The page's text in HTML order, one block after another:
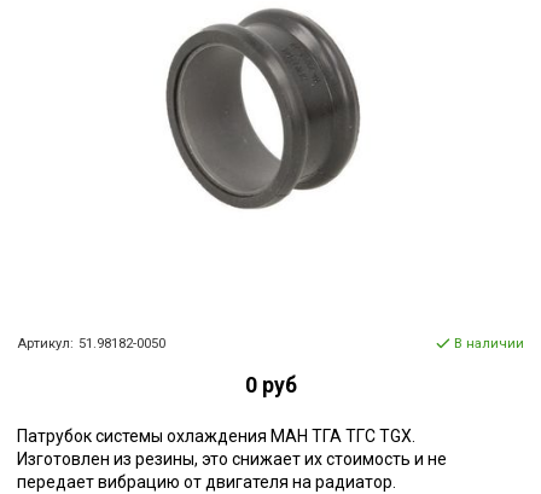
Артикул: 51.98182-0050 В наличии
0 руб
Патрубок системы охлаждения МАН ТГА ТГС TGX.
Изготовлен из резины, это снижает их стоимость и не
передает вибрацию от двигателя на радиатор.